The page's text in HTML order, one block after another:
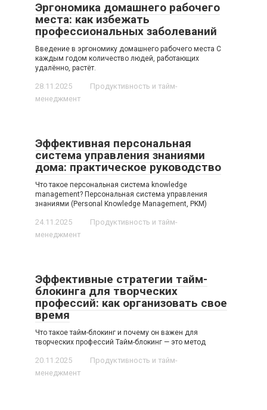
Эргономика домашнего рабочего
места: как избежать
профессиональных заболеваний
Введение в эргономику домашнего рабочего места С
каждым годом количество людей, работающих
удалённо, растёт.
28.11.2025
Продуктивность и тайм-
менеджмент
Эффективная персональная
система управления знаниями
дома: практическое руководство
Что такое персональная система knowledge
management? Персональная система управления
знаниями (Personal Knowledge Management, PKM)
24.11.2025
Продуктивность и тайм-
менеджмент
Эффективные стратегии тайм-
блокинга для творческих
профессий: как организовать свое
время
Что такое тайм-блокинг и почему он важен для
творческих профессий Тайм-блокинг — это метод
20.11.2025
Продуктивность и тайм-
менеджмент